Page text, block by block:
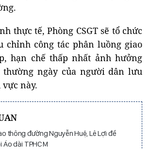
thực tế, Phòng CSGT sẽ tổ chức
chỉnh công tác phân luồng giao
hạn chế thấp nhất ảnh hưởng
thường ngày của người dân lưu
này.
thông đường Nguyễn Huệ, Lê Lợi để
Áo dài TPHCM